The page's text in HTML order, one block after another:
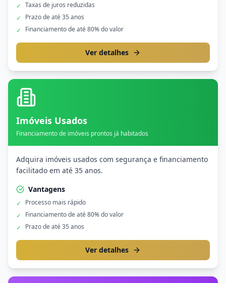
✓ Taxas de juros reduzidas
✓
Prazo de até 35 anos
✓
Financiamento de até 80% do valor
Ver detalhes
Imóveis Usados
Financiamento de imóveis prontos já habitados
Adquira imóveis usados com segurança e financiamento
facilitado em até 35 anos.
Vantagens
✓
Processo mais rápido
✓
Financiamento de até 80% do valor
✓
Prazo de até 35 anos
Ver detalhes